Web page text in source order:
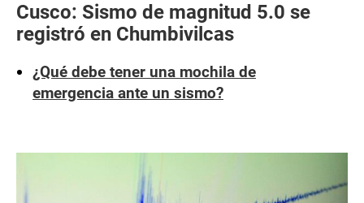
Cusco: Sismo de magnitud 5.0 se
registró en Chumbivilcas
¿Qué debe tener una mochila de
emergencia ante un sismo?